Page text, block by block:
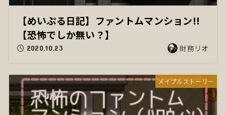
【めいぷる日記】ファントムマンション!!
【恐怖でしか無い？】
2020.10.23 財務リオ
メイプルストーリー